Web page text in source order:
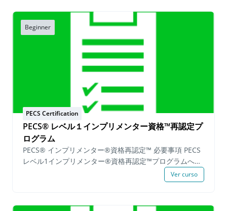
Beginner
PECS Certification
PECS® レベル１インプリメンター資格™再認定プ
ログラム
PECS® インプリメンター®資格再認定™ 必要事項 PECS
レベル1インプリメンター®資格再認定™プログラムへの
参加を希望する候補者は、申請日から1年以内にPECSレ
ベル1トレーニングまたはPECSレベル2トレーニングに参
持している必要があります。 PECSのインプリメンター
Ver curso